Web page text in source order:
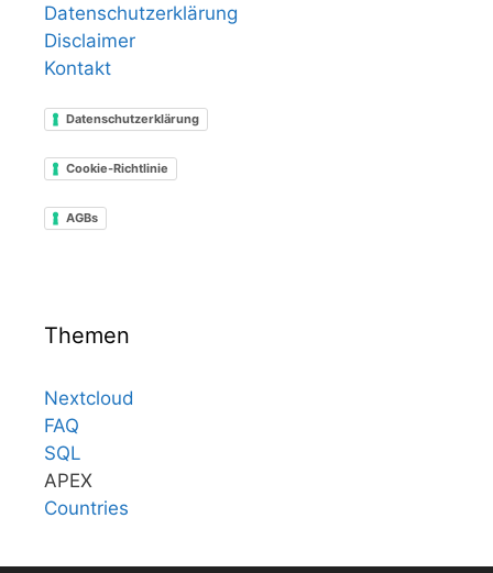
Datenschutzerklärung
Disclaimer
Kontakt
Datenschutzerklärung
Cookie-Richtlinie
AGBs
Themen
Nextcloud
FAQ
SQL
APEX
Countries